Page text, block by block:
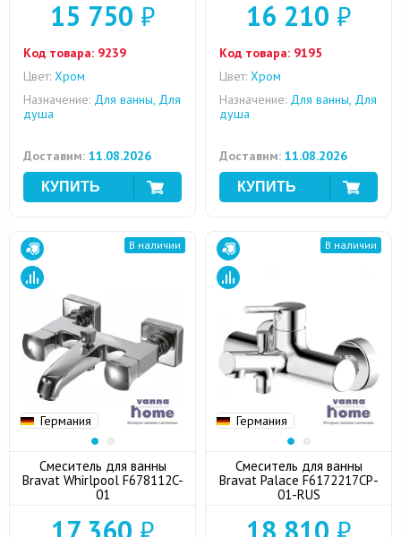
15 750 ₽
Код товара: 9239
Цвет: Хром
Назначение: Для ванны, Для
душа
Доставим: 11.08.2026
16 210 ₽
Код товара: 9195
Цвет: Хром
Назначение: Для ванны, Для
душа
Доставим: 11.08.2026
Германия
В наличии
Смеситель для ванны
Bravat Whirlpool F678112C-
01
Германия
В наличии
Смеситель для ванны
Bravat Palace F6172217CP-
01-RUS